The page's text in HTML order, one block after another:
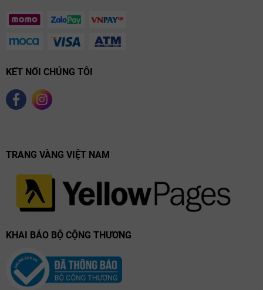
KẾT NỐI CHÚNG TÔI
TRANG VÀNG VIỆT NAM
KHAI BÁO BỘ CỘNG THƯƠNG